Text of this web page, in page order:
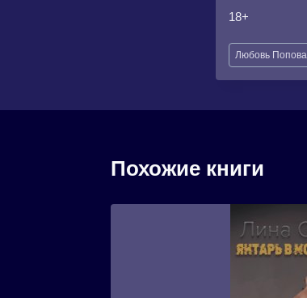
18+
Метки
записи:
Любовь Попова
Похожие книги